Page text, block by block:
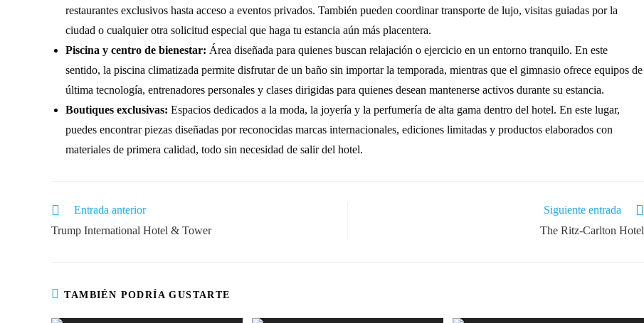
restaurantes exclusivos hasta acceso a eventos privados. También pueden coordinar transporte de lujo, visitas guiadas por la
ciudad o cualquier otra solicitud especial que haga tu estancia aún más placentera.
Piscina y centro de bienestar: Área diseñada para quienes buscan relajación o ejercicio en un entorno tranquilo. En este
sentido, la piscina climatizada permite disfrutar de un baño sin importar la temporada, mientras que el gimnasio ofrece equipos de
última tecnología, entrenadores personales y clases dirigidas para quienes desean mantenerse activos durante su estancia.
Boutiques exclusivas: Espacios dedicados a la moda, la joyería y la perfumería de alta gama dentro del hotel. En este lugar,
puedes encontrar piezas diseñadas por reconocidas marcas internacionales, ediciones limitadas y productos elaborados con
materiales de primera calidad, todo sin necesidad de salir del hotel.
Entrada anterior
Trump International Hotel & Tower
Siguiente entrada
The Ritz-Carlton Hotel
TAMBIÉN PODRÍA GUSTARTE